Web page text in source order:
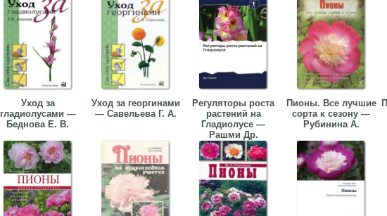
Уход за
гладиолусами —
Беднова Е. В.
Уход за георгинами
— Савельева Г. А.
Регуляторы роста
растений на
Гладиолусе —
Рашми Др.
Пионы. Все лучшие
сорта к сезону —
Рубинина А.